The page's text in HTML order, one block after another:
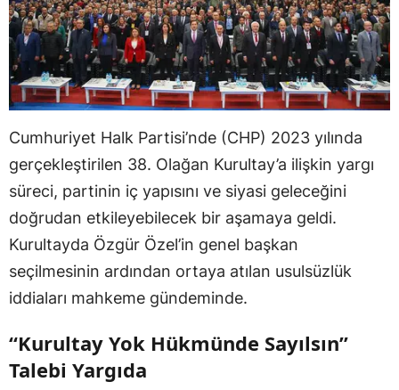
Cumhuriyet Halk Partisi’nde (CHP) 2023 yılında
gerçekleştirilen 38. Olağan Kurultay’a ilişkin yargı
süreci, partinin iç yapısını ve siyasi geleceğini
doğrudan etkileyebilecek bir aşamaya geldi.
Kurultayda Özgür Özel’in genel başkan
seçilmesinin ardından ortaya atılan usulsüzlük
iddiaları mahkeme gündeminde.
“Kurultay Yok Hükmünde Sayılsın”
Talebi Yargıda